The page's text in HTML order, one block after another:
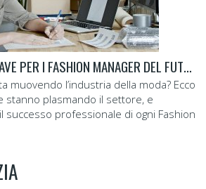
CINQUE PAROLE CHIAVE PER I FASHION MANAGER DEL FUTURO
muovendo l’industria della moda? Ecco
stanno plasmando il settore, e
successo professionale di ogni Fashion